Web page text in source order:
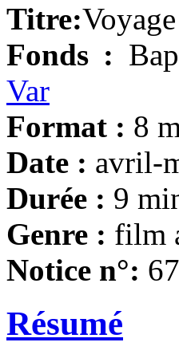
Titre:
Fonds :
Var
Format : 8
Date : avril-
Durée : 9
Genre : film
Notice n°:
Résumé